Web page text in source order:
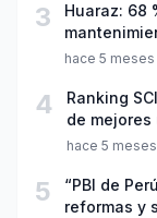
3
Huaraz: 68
año escolar
hace 5 meses
4
Ranking
de
hace 5 meses
5
“PBI de
reformas y